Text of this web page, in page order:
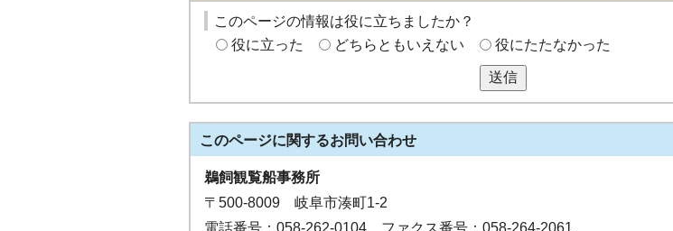
このページの情報は役に立ちましたか？
役に立った
どちらともいえない 役にたたなかった
送信
このページに関するお問い合わせ
鵜飼観覧船事務所
〒500-8009 岐阜市湊町1-2
電話番号：058-262-0104 ファクス番号：058-264-2061